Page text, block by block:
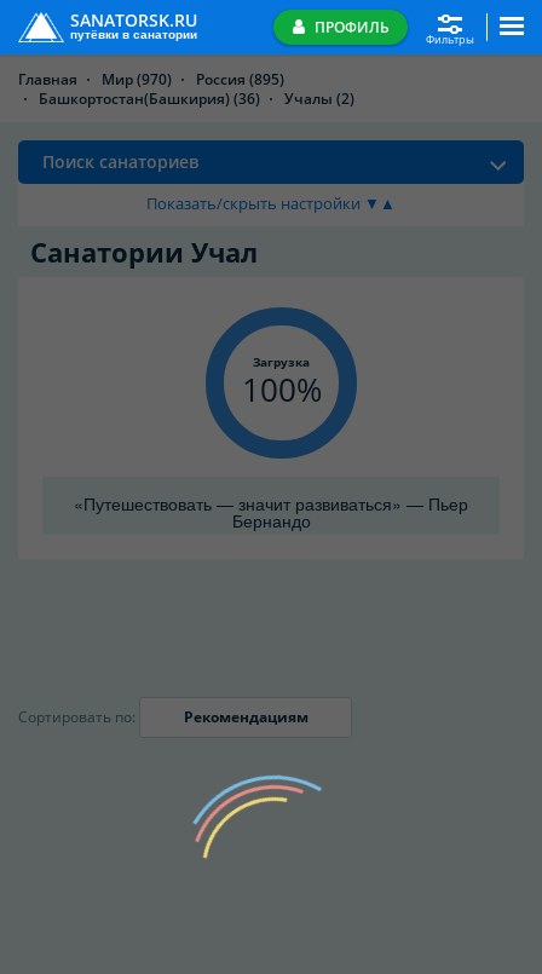
SANATORSK.RU
путёвки в санатории ПРОФИЛЬ
Фильтры
Главная Мир(970) Россия (895)
Башкортостан(Башкирия)(36) Учалы (2)
Поиск санаториев
Показать/скрыть настройки ▼▲
Санатории Учал
Загрузка
100
«Путешествовать — значит развиваться» — Пьер
Бернандо
Сортировать по: Рекомендациям